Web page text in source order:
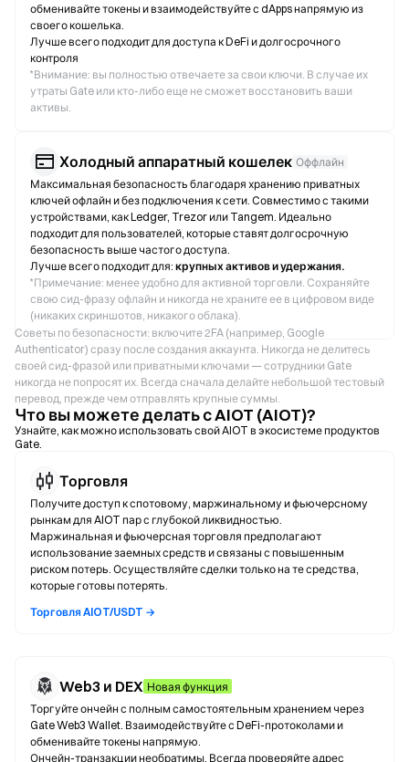
обменивайте токены и взаимодействуйте с dApps напрямую из
своего кошелька.
Лучше всего подходит для доступа к DeFi и долгосрочного
контроля
*Внимание: вы полностью отвечаете за свои ключи. В случае их
утраты Gate или кто-либо еще не сможет восстановить ваши
активы.
Холодный аппаратный кошелек Оффлайн
Максимальная безопасность благодаря хранению приватных
ключей офлайн и без подключения к сети. Совместимо с такими
устройствами, как Ledger, Trezor или Tangem. Идеально
подходит для пользователей, которые ставят долгосрочную
безопасность выше частого доступа.
Лучше всего подходит для: крупных активов и удержания.
*Примечание: менее удобно для активной торговли. Сохраняйте
свою сид-фразу офлайн и никогда не храните ее в цифровом виде
(никаких скриншотов, никакого облака).
Советы по безопасности: включите 2FA (например, Google
Authenticator) сразу после создания аккаунта. Никогда не делитесь
своей сид-фразой или приватными ключами — сотрудники Gate
никогда не попросят их. Всегда сначала делайте небольшой тестовый
перевод, прежде чем отправлять крупные суммы.
Что вы можете делать с AIOT (AIOT)?
Узнайте, как можно использовать свой AIOT в экосистеме продуктов
Gate.
Торговля
Получите доступ к спотовому, маржинальному и фьючерсному
рынкам для AIOT пар с глубокой ликвидностью.
Маржинальная и фьючерсная торговля предполагают
использование заемных средств и связаны с повышенным
риском потерь. Осуществляйте сделки только на те средства,
которые готовы потерять.
Торговля AIOT/USDT →
Web3 и DEX Новая функция
Торгуйте ончейн с полным самостоятельным хранением через
Gate Web3 Wallet. Взаимодействуйте с DeFi-протоколами и
обменивайте токены напрямую.
Ончейн-транзакции необратимы. Всегда проверяйте адрес